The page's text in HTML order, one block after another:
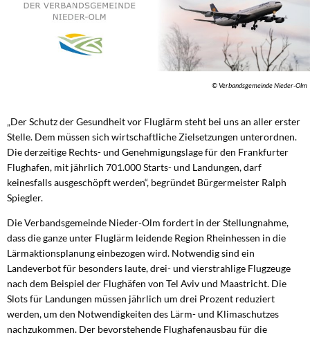
© Verbandsgemeinde Nieder-Olm
„Der Schutz der Gesundheit vor Fluglärm steht bei uns an aller erster
Stelle. Dem müssen sich wirtschaftliche Zielsetzungen unterordnen.
Die derzeitige Rechts- und Genehmigungslage für den Frankfurter
Flughafen, mit jährlich 701.000 Starts- und Landungen, darf
keinesfalls ausgeschöpft werden“, begründet Bürgermeister Ralph
Spiegler.
Die Verbandsgemeinde Nieder-Olm fordert in der Stellungnahme,
dass die ganze unter Fluglärm leidende Region Rheinhessen in die
Lärmaktionsplanung einbezogen wird. Notwendig sind ein
Landeverbot für besonders laute, drei- und vierstrahlige Flugzeuge
nach dem Beispiel der Flughäfen von Tel Aviv und Maastricht. Die
Slots für Landungen müssen jährlich um drei Prozent reduziert
werden, um den Notwendigkeiten des Lärm- und Klimaschutzes
nachzukommen. Der bevorstehende Flughafenausbau für die